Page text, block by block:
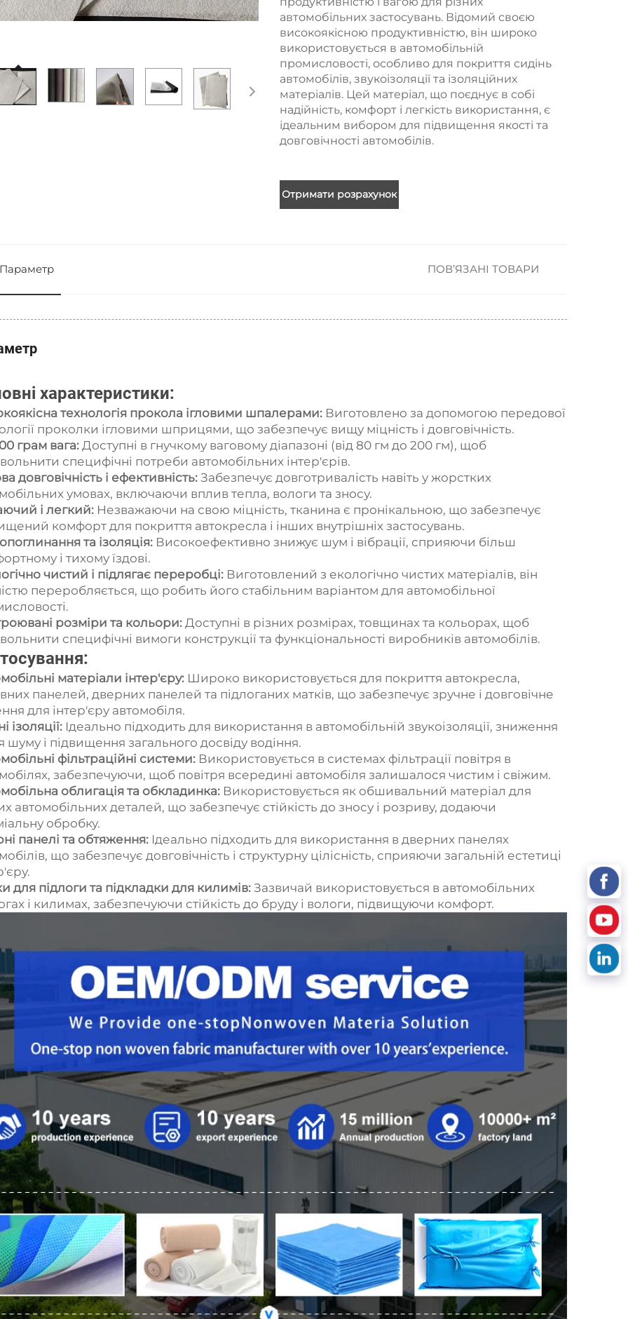
автомобільних застосувань. Відомий своєю
високоякісною продуктивністю, він широко
використовується в автомобільній
промисловості, особливо для покриття сидінь
автомобілів, звукоізоляції та ізоляційних
матеріалів. Цей матеріал, що поєднує в собі
надійність, комфорт і легкість використання, є
ідеальним вибором для підвищення якості та
довговічності автомобілів.
Отримати розрахунок
Параметр ПОВ’ЯЗАНІ ТОВАРИ
характеристики:
технологія прокола ігловими шпалерами: Виготовлено за допомогою передової
проколки ігловими шприцями, що забезпечує вищу міцність і довговічність.
грам вага: Доступні в гнучкому ваговому діапазоні (від 80 гм до 200 гм), щоб
специфічні потреби автомобільних інтер'єрів.
довговічність і ефективність: Забезпечує довготривалість навіть у жорстких
умовах, включаючи вплив тепла, вологи та зносу.
і легкий: Незважаючи на свою міцність, тканина є пронікальною, що забезпечує
комфорт для покриття автокресла і інших внутрішніх застосувань.
та ізоляція: Високоефективно знижує шум і вібрації, сприяючи більш
і тихому їздові.
чистий і підлягає переробці: Виготовлений з екологічно чистих матеріалів, він
переробляється, що робить його стабільним варіантом для автомобільної
розміри та кольори: Доступні в різних розмірах, товщинах та кольорах, щоб
специфічні вимоги конструкції та функціональності виробників автомобілів.
матеріали інтер'єру: Широко використовується для покриття автокресла,
панелей, дверних панелей та підлоганих матків, що забезпечує зручне і довговічне
для інтер'єру автомобіля.
ізоляції: Ідеально підходить для використання в автомобільній звукоізоляції, зниження
шуму і підвищення загального досвіду водіння.
фільтраційні системи: Використовується в системах фільтрації повітря в
забезпечуючи, щоб повітря всередині автомобіля залишалося чистим і свіжим.
облигація та обкладинка: Використовується як обшивальний матеріал для
автомобільних деталей, що забезпечує стійкість до зносу і розриву, додаючи
обробку.
панелі та обтяження: Ідеально підходить для використання в дверних панелях
що забезпечує довговічність і структурну цілісність, сприяючи загальній естетиці
для підлоги та підкладки для килимів: Зазвичай використовується в автомобільних
і килимах, забезпечуючи стійкість до бруду і вологи, підвищуючи комфорт.